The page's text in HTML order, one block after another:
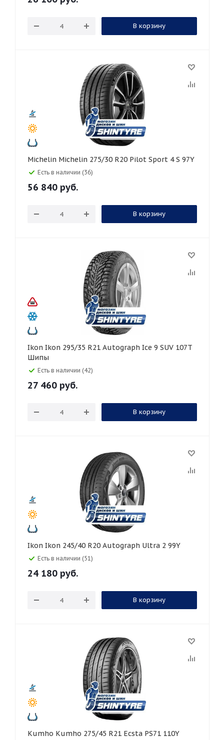
В корзину
Michelin Michelin 275/30 R20 Pilot Sport 4 S 97Y
Есть в наличии (36)
56 840 руб.
В корзину
Ikon Ikon 295/35 R21 Autograph Ice 9 SUV 107T
Шипы
Есть в наличии (42)
27 460 руб.
В корзину
Ikon Ikon 245/40 R20 Autograph Ultra 2 99Y
Есть в наличии (51)
24 180 руб.
В корзину
Kumho Kumho 275/45 R21 Ecsta PS71 110Y